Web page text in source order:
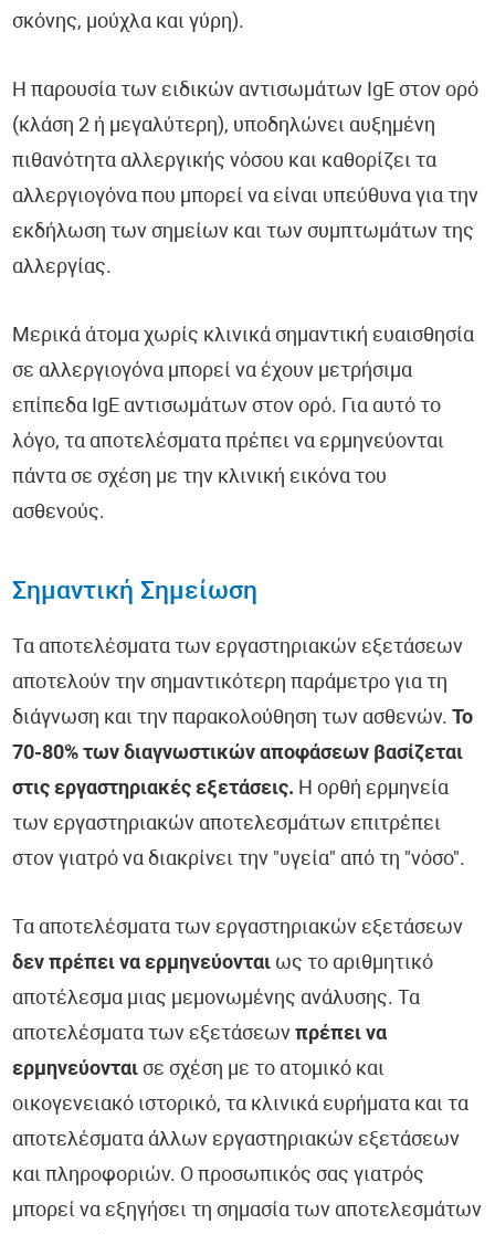
σκόνης, μούχλα και γύρη).
Η παρουσία των ειδικών αντισωμάτων IgE στον ορό
(κλάση 2 ή μεγαλύτερη), υποδηλώνει αυξημένη
πιθανότητα αλλεργικής νόσου και καθορίζει τα
αλλεργιογόνα που μπορεί να είναι υπεύθυνα για την
εκδήλωση των σημείων και των συμπτωμάτων της
αλλεργίας.
Μερικά άτομα χωρίς κλινικά σημαντική ευαισθησία
σε αλλεργιογόνα μπορεί να έχουν μετρήσιμα
επίπεδα IgE αντισωμάτων στον ορό. Για αυτό το
λόγο, τα αποτελέσματα πρέπει να ερμηνεύονται
πάντα σε σχέση με την κλινική εικόνα του
ασθενούς.
Σημαντική Σημείωση
Τα αποτελέσματα των εργαστηριακών εξετάσεων
αποτελούν την σημαντικότερη παράμετρο για τη
διάγνωση και την παρακολούθηση των ασθενών. Το
70-80% των διαγνωστικών αποφάσεων βασίζεται
στις εργαστηριακές εξετάσεις. Η ορθή ερμηνεία
των εργαστηριακών αποτελεσμάτων επιτρέπει
στον γιατρό να διακρίνει την "υγεία" από τη "νόσο".
Τα αποτελέσματα των εργαστηριακών εξετάσεων
δεν πρέπει να ερμηνεύονται ως το αριθμητικό
αποτέλεσμα μιας μεμονωμένης ανάλυσης. Τα
αποτελέσματα των εξετάσεωνπρέπει να
ερμηνεύονται σε σχέση με το ατομικό και
οικογενειακό ιστορικό, τα κλινικά ευρήματα και τα
αποτελέσματα άλλων εργαστηριακών εξετάσεων
και πληροφοριών. Ο προσωπικός σας γιατρός
μπορεί να εξηγήσει τη σημασία των αποτελεσμάτων